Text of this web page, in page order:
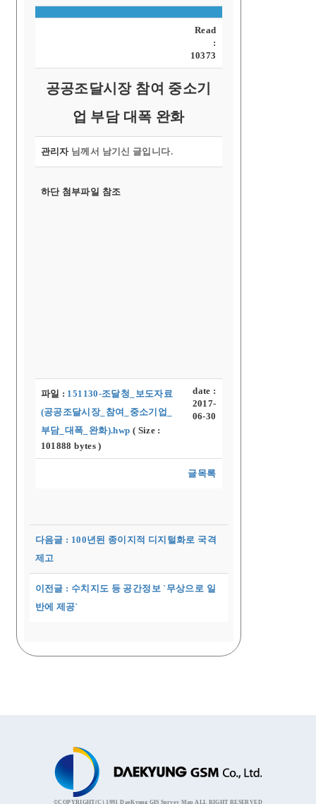
Read
:
10373
공공조달시장 참여 중소기
업 부담 대폭 완화
관리자 님께서 남기신 글입니다.
하단 첨부파일 참조
파일 : 151130-조달청_보도자료
(공공조달시장_참여_중소기업_
부담_대폭_완화).hwp ( Size :
101888 bytes )
date :
2017-
06-30
글목록
다음글 : 100년된 종이지적 디지털화로 국격
제고
이전글 : 수치지도 등 공간정보 `무상으로 일
반에 제공`
©COPYRIGHT(C) 1991 DaeKyung GIS Survey Map ALL RIGHT RESERVED